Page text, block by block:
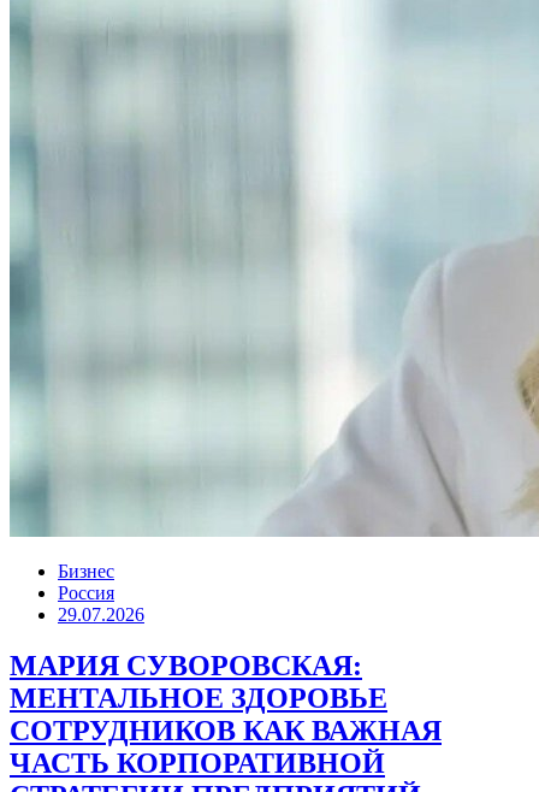
Бизнес
Россия
29.07.2026
МАРИЯ СУВОРОВСКАЯ:
МЕНТАЛЬНОЕ ЗДОРОВЬЕ
СОТРУДНИКОВ КАК ВАЖНАЯ
ЧАСТЬ КОРПОРАТИВНОЙ